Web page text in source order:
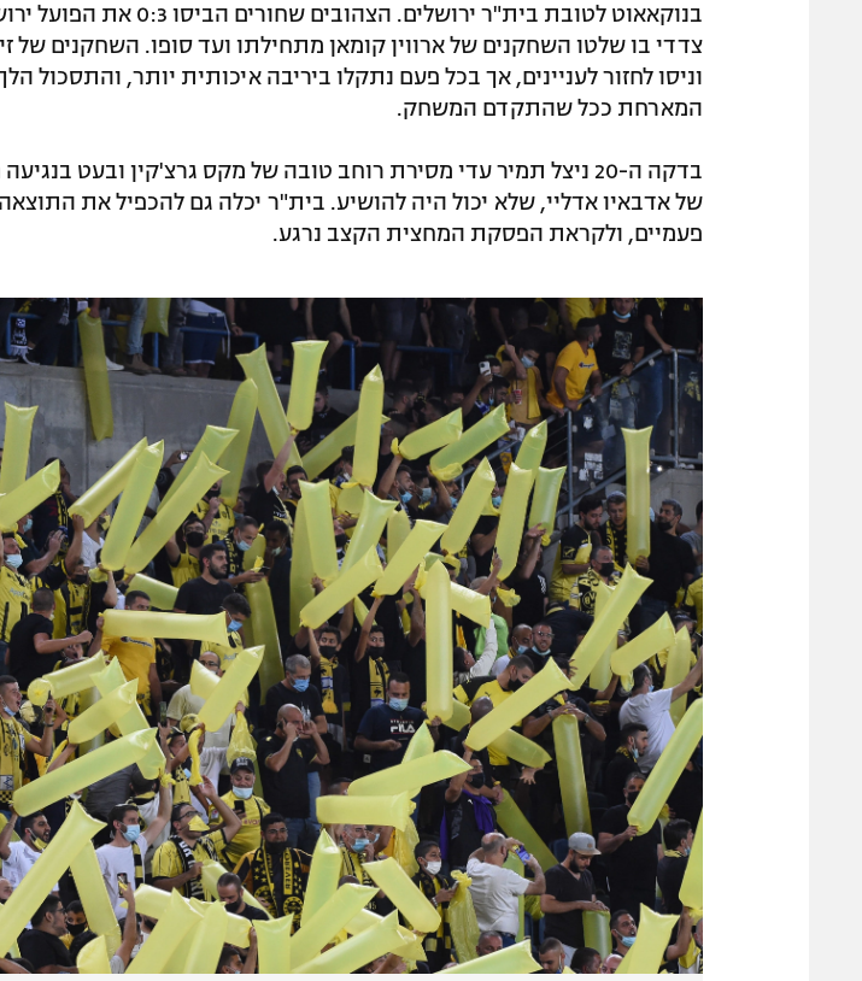
בנוקאאוט לטובת בית"ר ירושלים.
צדדי בו שלטו השחקנים של ארווין קומאן מתחילתו ועד סופו. השחקנים של
וניסו לחזור לעניינים, אך בכל פעם נתקלו ביריבה איכותית יותר, והתסכול
המארחת ככל שהתקדם המשחק.
בדקה ה-20 ניצל תמיר עדי מסירת רוחב טובה של מקס גרצ'קין ובעט
של אדבאיו אדליי, שלא יכול היה להושיע. בית"ר יכלה גם להכפיל את
פעמיים, ולקראת הפסקת המחצית הקצב נרגע.